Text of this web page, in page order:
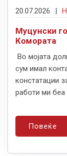
20.07.2026 |
Муцунски
Комората
Во мојата
сум имал
констатации
работи ми беа
Повеќе